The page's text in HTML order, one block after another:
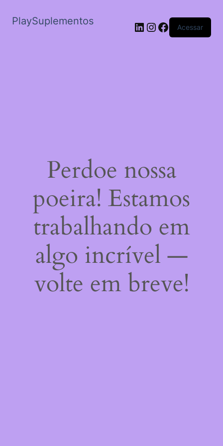
PlaySuplementos LinkedIn
Instagram
Facebook
Acessar
Perdoe nossa
poeira! Estamos
trabalhando em
algo incrível —
volte em breve!